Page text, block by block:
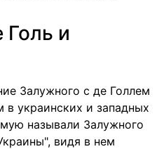
Голь и
Залужного с де Голлем
в украинских и западных
называли Залужного
видя в нем